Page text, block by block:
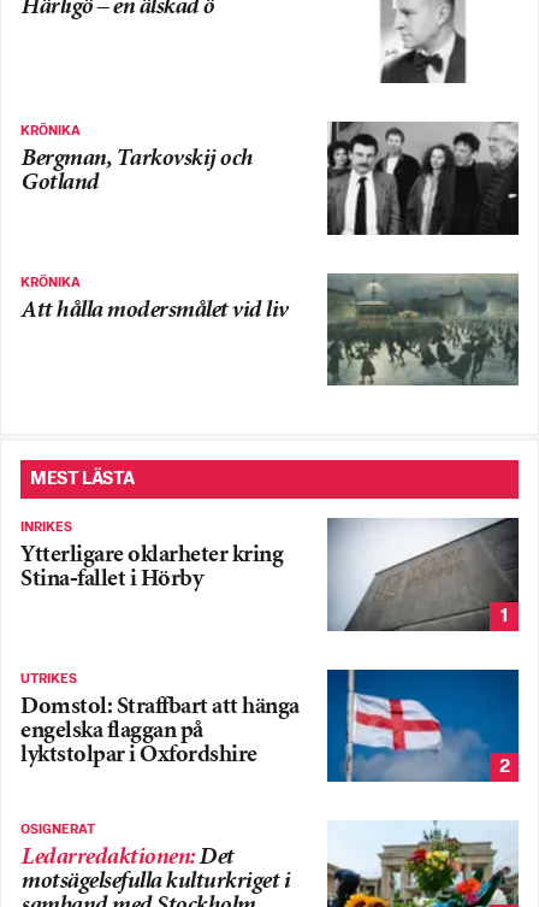
Härligö – en älskad ö
KRÖNIKA
Bergman, Tarkovskij och
Gotland
KRÖNIKA
Att hålla modersmålet vid liv
MEST LÄSTA
INRIKES
Ytterligare oklarheter kring
Stina-fallet i Hörby
1
UTRIKES
Domstol: Straffbart att hänga
engelska flaggan på
lyktstolpar i Oxfordshire
2
OSIGNERAT
Ledarredaktionen:Det
motsägelsefulla kulturkriget i